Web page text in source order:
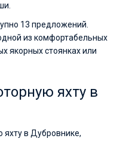
13 предложений.
из комфортабельных
якорных стоянках или
яхту в
в Дубровнике,